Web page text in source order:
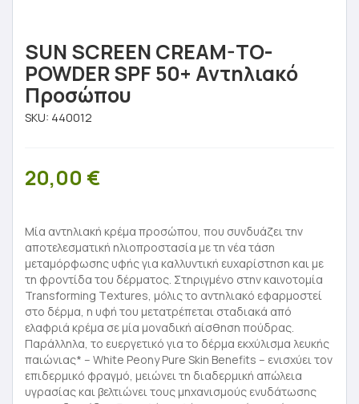
SUN SCREEN CREAM-TO-
POWDER SPF 50+ Αντηλιακό
Προσώπου
SKU: 440012
20,00 €
Μία αντηλιακή κρέμα προσώπου, που συνδυάζει την
αποτελεσματική ηλιοπροστασία με τη νέα τάση
μεταμόρφωσης υφής για καλλυντική ευχαρίστηση και με
τη φροντίδα του δέρματος. Στηριγμένο στην καινοτομία
Transforming Τextures, μόλις το αντηλιακό εφαρμοστεί
στο δέρμα, η υφή του μετατρέπεται σταδιακά από
ελαφριά κρέμα σε μία μοναδική αίσθηση πούδρας.
Παράλληλα, το ευεργετικό για το δέρμα εκχύλισμα λευκής
παιώνιας* – White Peony Pure Skin Benefits – ενισχύει τον
επιδερμικό φραγμό, μειώνει τη διαδερμική απώλεια
υγρασίας και βελτιώνει τους μηχανισμούς ενυδάτωσης